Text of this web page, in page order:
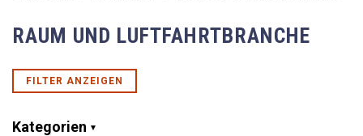
RAUM UND LUFTFAHRTBRANCHE
FILTER ANZEIGEN
Kategorien